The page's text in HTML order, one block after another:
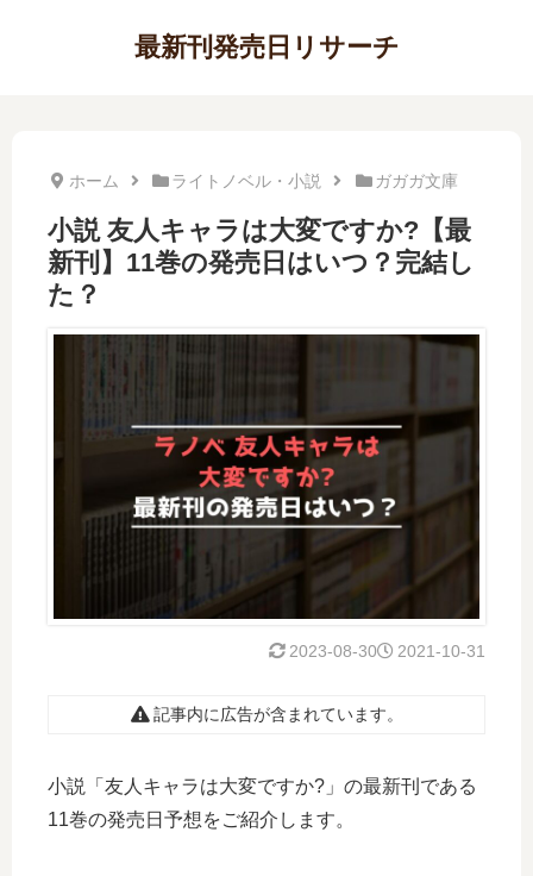
最新刊発売日リサーチ
ホーム ライトノベル・小説 ガガガ文庫
小説 友人キャラは大変ですか?【最
新刊】11巻の発売日はいつ？完結し
た？
2021-10-31
2023-08-30
記事内に広告が含まれています。
小説「友人キャラは大変ですか?」の最新刊である
11巻の発売日予想をご紹介します。